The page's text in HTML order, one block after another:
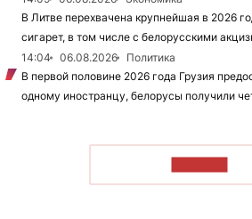
В Литве перехвачена крупнейшая в 2026
сигарет, в том числе с белорусскими
14:04
06.08.2026
Политика
В первой половине 2026 года Грузия
одному иностранцу, белорусы получили